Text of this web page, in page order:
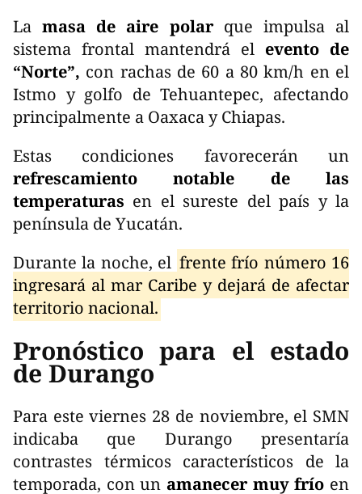
Lamasa de aire polarque impulsa al
sistema frontal mantendrá el evento de
“Norte”, con rachas de 60 a 80 km/h en el
Istmo y golfo de Tehuantepec, afectando
principalmente a Oaxaca y Chiapas.
Estas condiciones favorecerán un
refrescamiento notable de las
temperaturas en el sureste del país y la
península de Yucatán.
Durante la noche, el frente frío número 16
ingresará al mar Caribe y dejará de afectar
territorio nacional.
Pronóstico para el estado
de Durango
Para este viernes 28 de noviembre, el SMN
indicaba que Durango presentaría
contrastes térmicos característicos de la
temporada, con un amanecer muy frío en